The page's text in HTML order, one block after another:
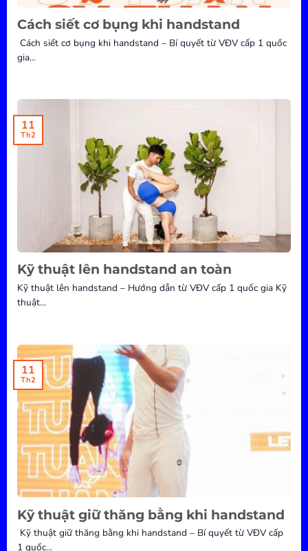
Cách siết cơ bụng khi handstand
Cách siết cơ bụng khi handstand – Bí quyết từ VĐV cấp 1 quốc
gia...
Kỹ thuật lên handstand an toàn
Kỹ thuật lên handstand – Hướng dẫn từ VĐV cấp 1 quốc gia Kỹ
thuật...
11
Th2
Kỹ thuật giữ thăng bằng khi handstand
Kỹ thuật giữ thăng bằng khi handstand – Bí quyết từ VĐV cấp
1 quốc...
11
Th2